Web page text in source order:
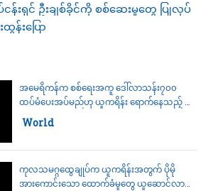
ငန်းရှင် ဦးချစ်ခိုင်ကို စစ်ဆေးမှုတွေ ပြုလုပ်
န်းပြော
အမေရိကန်က စစ်ရေးအကူ ဒေါ်လာသန်း၇၀၀
ထပ်မံပေးအပ်မည်ဟု ယူကရိန်း ရောက်နေသည့် အ
မေရိကန်ဝန်ကြီးများက ကြေညာ (ရုပ်သံ)
Category:
World
ကုလသမဂ္ဂထွေချုပ်က ယူကရိန်းအတွက် ပိုမို
အားကောင်းသော ထောက်ခံမှုတွေ ယူဆောင်လာ